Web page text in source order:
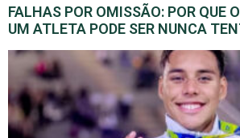
FALHAS POR OMISSÃO: POR QUE
UM ATLETA PODE SER NUNCA